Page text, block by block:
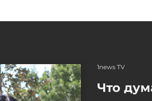
1news TV
Что